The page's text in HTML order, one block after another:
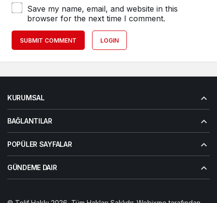
Save my name, email, and website in this
browser for the next time I comment.
SUBMIT COMMENT LOGIN
KURUMSAL
BAĞLANTILAR
POPÜLER SAYFALAR
GÜNDEME DAIR